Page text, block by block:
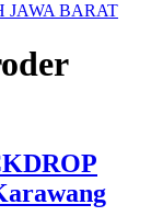
JAWA BARAT